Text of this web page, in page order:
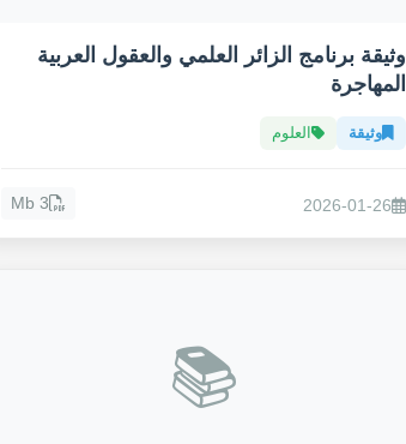
وثيقة برنامج الزائر العلمي والعقول العربية
المهاجرة
وثيقة العلوم
2026-01-26
3 Mb
📚